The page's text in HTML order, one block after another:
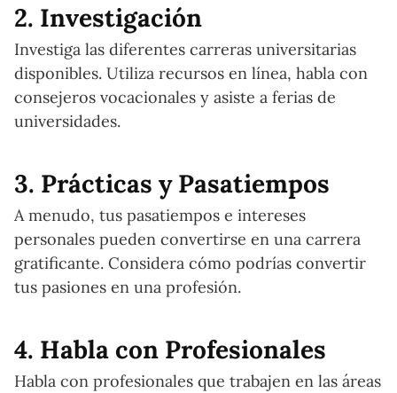
2. Investigación
Investiga las diferentes carreras universitarias
disponibles. Utiliza recursos en línea, habla con
consejeros vocacionales y asiste a ferias de
universidades.
3. Prácticas y Pasatiempos
A menudo, tus pasatiempos e intereses
personales pueden convertirse en una carrera
gratificante. Considera cómo podrías convertir
tus pasiones en una profesión.
4. Habla con Profesionales
Habla con profesionales que trabajen en las áreas